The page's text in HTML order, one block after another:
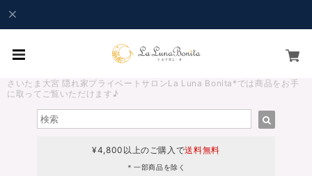
さいたま大宮 隠れ家プライベートサロンLa Luna Bonita*では商品をお手
に取ってご覧いただけます♪
¥4,800以上のご購入で送料無料
＊一部商品を除く